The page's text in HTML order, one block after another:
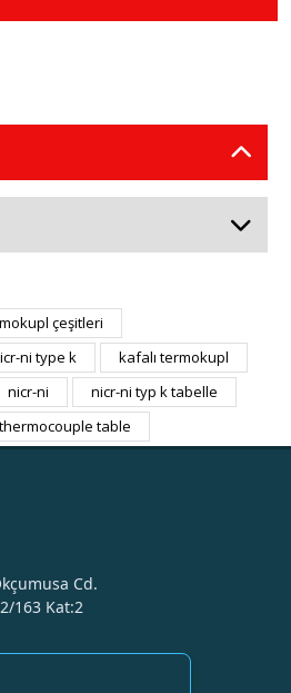
çeşitleri
ni type k
kafalı termokupl
nicr-ni
nicr-ni typ k tabelle
table
Cd.
163 Kat:2